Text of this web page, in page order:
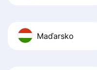
Maďarsko